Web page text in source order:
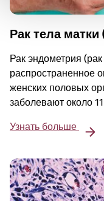
Рак тела
Рак эндометрия
распространенное
женских половых
заболевают около
Узнать больше